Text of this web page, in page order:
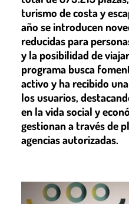
turismo de costa y
año se introducen
reducidas para
y la posibilidad de
programa busca
activo y ha recibido
los usuarios,
en la vida social y
gestionan a través de
agencias autorizadas.